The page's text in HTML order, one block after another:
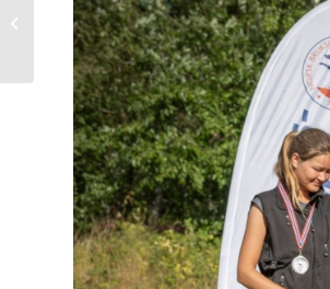
Antidoping og Fair Play
i brukshundsporten